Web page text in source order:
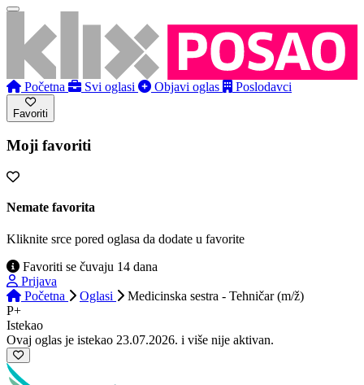
Početna Svi oglasi Objavi oglas Poslodavci
Favoriti
Moji favoriti
Nemate favorita
Kliknite srce pored oglasa da dodate u favorite
Favoriti se čuvaju 14 dana
Prijava
Početna
Oglasi
Medicinska sestra - Tehničar (m/ž)
P+
Istekao
Ovaj oglas je istekao 23.07.2026. i više nije aktivan.